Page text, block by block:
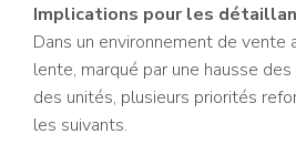
Implications pour les
Dans un environnement de vente
lente, marqué par une hausse
des unités, plusieurs priorités
les suivants.